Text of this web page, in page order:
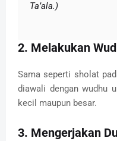
Ta’ala.)
2. Melakukan
Sama seperti sholat
diawali dengan wudhu
kecil maupun besar.
3. Mengerjakan